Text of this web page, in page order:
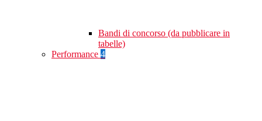
Bandi di concorso (da pubblicare in
tabelle)
Performance 4